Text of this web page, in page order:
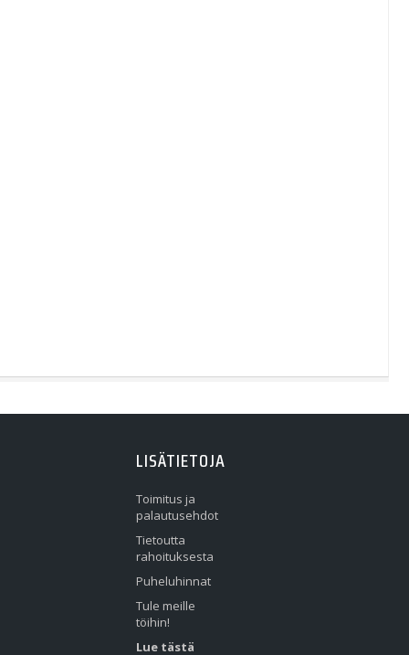
LISÄTIETOJA
Toimitus ja
palautusehdot
Tietoutta
rahoituksesta
Puheluhinnat
Tule meille
töihin!
Lue tästä